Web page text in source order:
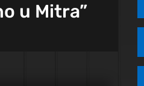
u Mitra”